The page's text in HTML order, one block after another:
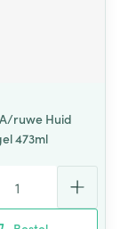
ruwe Huid
473ml